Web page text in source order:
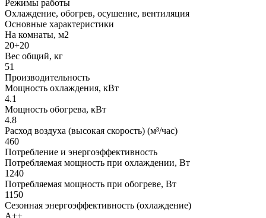
Режимы работы
Охлаждение, обогрев, осушение, вентиляция
Основные характеристики
На комнаты, м2
20+20
Вес общий, кг
51
Производительность
Мощность охлаждения, кВт
4.1
Мощность обогрева, кВт
4.8
Расход воздуха (высокая скорость) (м³/час)
460
Потребление и энергоэффективность
Потребляемая мощность при охлаждении, Вт
1240
Потребляемая мощность при обогреве, Вт
1150
Сезонная энергоэффективность (охлаждение)